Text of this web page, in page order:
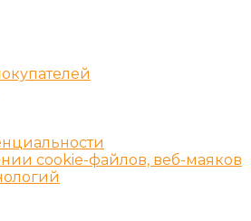
cookie-файлов, веб-маяков